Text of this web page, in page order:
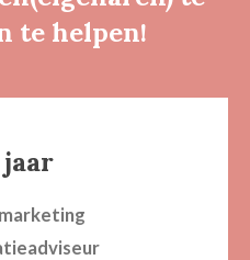
te helpen!
jaar